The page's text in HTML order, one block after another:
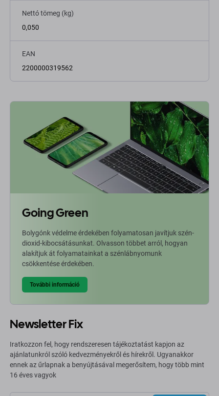
Nettó tömeg (kg)
0,050
EAN
2200000319562
Going Green
Bolygónk védelme érdekében folyamatosan javítjuk szén-
dioxid-kibocsátásunkat. Olvasson többet arról, hogyan
alakítjuk át folyamatainkat a szénlábnyomunk
csökkentése érdekében.
További információ
Newsletter Fix
Iratkozzon fel, hogy rendszeresen tájékoztatást kapjon az
ajánlatunkról szóló kedvezményekről és hírekről. Ugyanakkor
ennek az űrlapnak a benyújtásával megerősítem, hogy több mint
16 éves vagyok